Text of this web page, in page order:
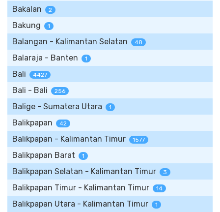
Bakalan 2
Bakung 1
Balangan - Kalimantan Selatan 48
Balaraja - Banten 1
Bali 4427
Bali - Bali 256
Balige - Sumatera Utara 1
Balikpapan 42
Balikpapan - Kalimantan Timur 1577
Balikpapan Barat 1
Balikpapan Selatan - Kalimantan Timur 3
Balikpapan Timur - Kalimantan Timur 14
Balikpapan Utara - Kalimantan Timur 1